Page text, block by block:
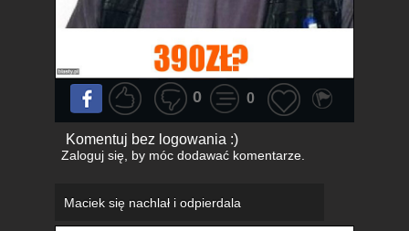
0 0
Komentuj bez logowania :)
Zaloguj się, by móc dodawać komentarze.
Maciek się nachlał i odpierdala